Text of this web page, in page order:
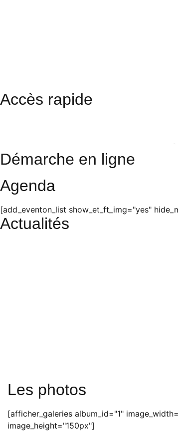
Accès rapide
Photos
Démarche en ligne
Agenda
[add_eventon_list show_et_ft_img="yes"
Actualités
Les photos
[afficher_galeries album_id="1"
image_height="150px"]